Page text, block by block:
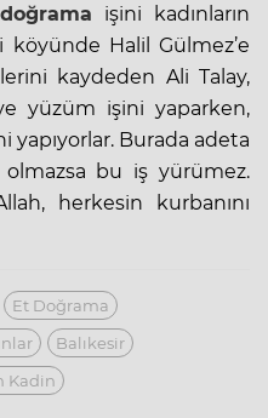
işini kadınların
köyünde Halil Gülmez’e
kaydeden Ali Talay,
yüzüm işini yaparken,
yapıyorlar. Burada adeta
bu iş yürümez.
herkesin kurbanını
Et Doğrama
Balıkesir
Kadin